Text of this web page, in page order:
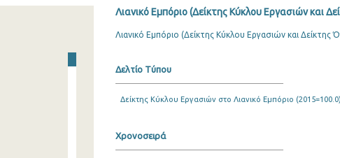
Λιανικό Εμπόριο (Δείκτης Κύκλου Εργασιών και
Λιανικό Εμπόριο (Δείκτης Κύκλου Εργασιών και
Δελτίο Τύπου
Δείκτης Κύκλου Εργασιών στο Λιανικό Εμπόριο (2015=100.0)
Χρονοσειρά